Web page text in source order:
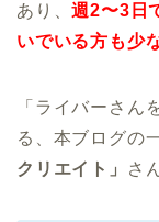
あり、週2〜3日
いでいる方も少
「ライバーさん
る、本ブログの
クリエイト」
さ